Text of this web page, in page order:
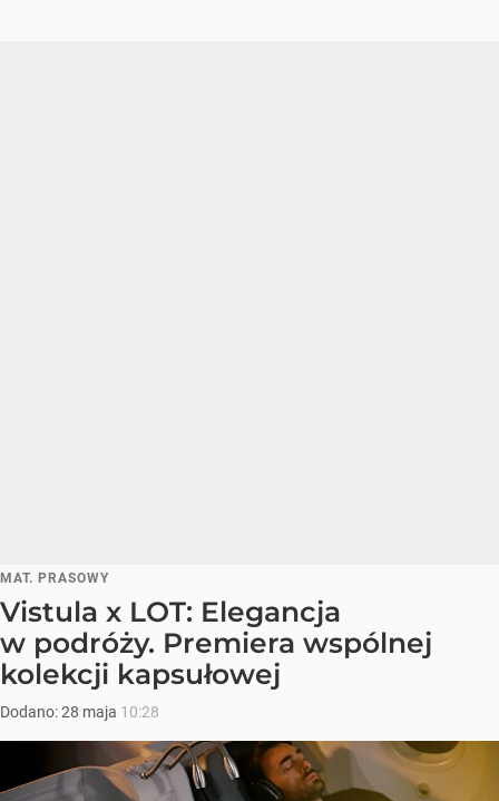
MAT. PRASOWY
Vistula x LOT: Elegancja
w podróży. Premiera wspólnej
kolekcji kapsułowej
Dodano:28 maja 10:28